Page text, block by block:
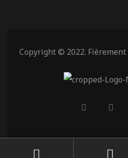
Copyright © 2022.